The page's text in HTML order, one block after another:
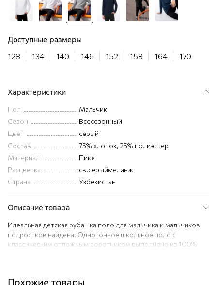
Доступные размеры
128 134 140 146 152 158 164 170
Характеристики
Пол
Мальчик
Сезон
Всесезонный
Цвет
серый
Состав
75% хлопок, 25% полиэстер
Материал
Пике
Расцветка
св.серыймеланж
Страна
Узбекистан
Описание товара
Идеальная детская рубашка поло для мальчика и мальчиков
подростков найдена! Однотонное школьное поло с
классическим отложным воротником выполнено из 100%
комфорт в движении;
Похожие товары